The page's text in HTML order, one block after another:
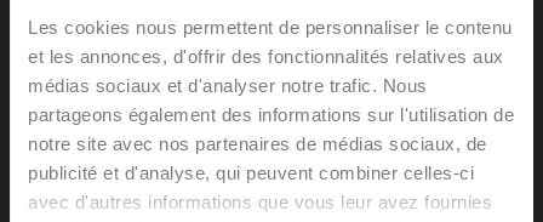
Les cookies nous permettent de personnaliser le contenu
et les annonces, d'offrir des fonctionnalités relatives aux
médias sociaux et d'analyser notre trafic. Nous
partageons également des informations sur l'utilisation de
notre site avec nos partenaires de médias sociaux, de
publicité et d'analyse, qui peuvent combiner celles-ci
avec d'autres informations que vous leur avez fournies
SF24A-MP
Servomoteur rotatif avec fonction de sécurité, 20 Nm,
AC/DC 24 V, MP-Bus, 2...10 V, 150 s (70...220 s), IP54